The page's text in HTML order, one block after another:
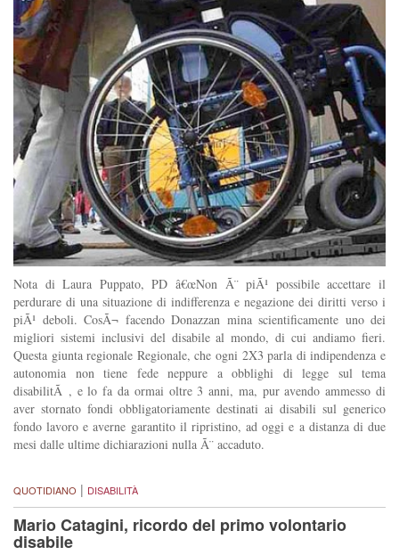
Nota di Laura Puppato, PD â€œNon Ã¨ piÃ¹ possibile accettare il
perdurare di una situazione di indifferenza e negazione dei diritti verso i
piÃ¹ deboli. CosÃ¬ facendo Donazzan mina scientificamente uno dei
migliori sistemi inclusivi del disabile al mondo, di cui andiamo fieri.
Questa giunta regionale Regionale, che ogni 2X3 parla di indipendenza e
autonomia non tiene fede neppure a obblighi di legge sul tema
disabilitÃ , e lo fa da ormai oltre 3 anni, ma, pur avendo ammesso di
aver stornato fondi obbligatoriamente destinati ai disabili sul generico
fondo lavoro e averne garantito il ripristino, ad oggi e a distanza di due
mesi dalle ultime dichiarazioni nulla Ã¨ accaduto.
QUOTIDIANO | DISABILITÀ
Mario Catagini, ricordo del primo volontario
disabile